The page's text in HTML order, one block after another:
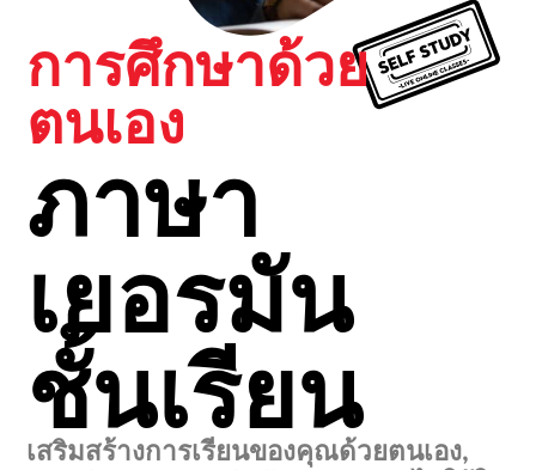
การศึกษาด้วย
ตนเอง
ภาษา
เยอรมัน
ชั้นเรียน
เสริมสร้างการเรียนของคุณด้วยตนเอง,